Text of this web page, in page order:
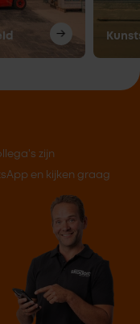
zijn
en kijken graag